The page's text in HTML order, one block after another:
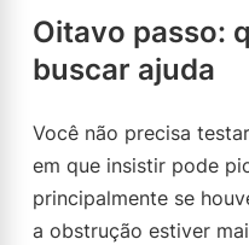
Oitavo passo:
buscar ajuda
Você não precisa
em que insistir pode
principalmente se
a obstrução estiver